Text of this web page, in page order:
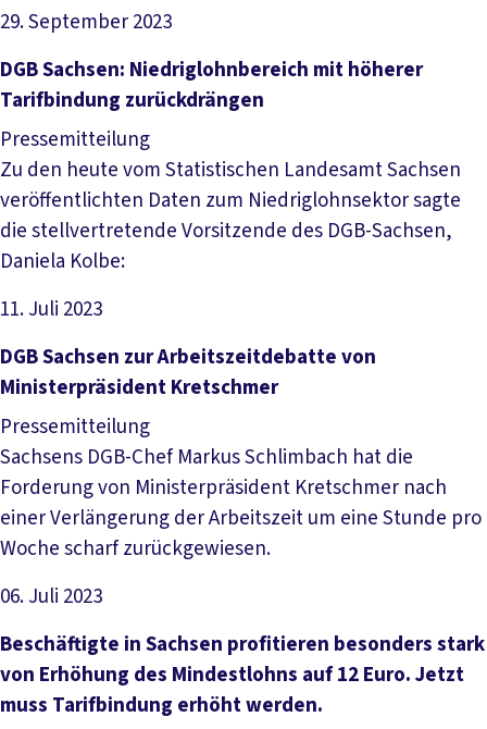
29. September 2023
Artikel lesen
DGB Sachsen: Niedriglohnbereich mit höherer
Tarifbindung zurückdrängen
Pressemitteilung
Zu den heute vom Statistischen Landesamt Sachsen
veröffentlichten Daten zum Niedriglohnsektor sagte
die stellvertretende Vorsitzende des DGB-Sachsen,
Daniela Kolbe:
11. Juli 2023
Artikel lesen
DGB Sachsen zur Arbeitszeitdebatte von
Ministerpräsident Kretschmer
Pressemitteilung
Sachsens DGB-Chef Markus Schlimbach hat die
Forderung von Ministerpräsident Kretschmer nach
einer Verlängerung der Arbeitszeit um eine Stunde pro
Woche scharf zurückgewiesen.
06. Juli 2023
Artikel lesen
Beschäftigte in Sachsen profitieren besonders stark
von Erhöhung des Mindestlohns auf 12 Euro. Jetzt
muss Tarifbindung erhöht werden.